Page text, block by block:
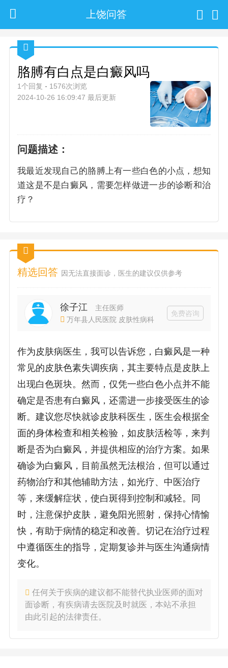
上饶问答
胳膊有白点是白癜风吗
1个回复
1576次浏览
2024-10-26 16:09:47 最后更新
问题描述：
我最近发现自己的胳膊上有一些白色的小点，想知
道这是不是白癜风，需要怎样做进一步的诊断和治
疗？
精选回答 因无法直接面诊，医生的建议仅供参考
徐子江
主任医师
万年县人民医院 皮肤性病科
免费咨询
作为皮肤病医生，我可以告诉您，白癜风是一种
常见的皮肤色素失调疾病，其主要特点是皮肤上
出现白色斑块。然而，仅凭一些白色小点并不能
确定是否患有白癜风，还需进一步接受医生的诊
断。建议您尽快就诊皮肤科医生，医生会根据全
面的身体检查和相关检验，如皮肤活检等，来判
断是否为白癜风，并提供相应的治疗方案。如果
确诊为白癜风，目前虽然无法根治，但可以通过
药物治疗和其他辅助方法，如光疗、中医治疗
等，来缓解症状，使白斑得到控制和减轻。同
时，注意保护皮肤，避免阳光照射，保持心情愉
快，有助于病情的稳定和改善。切记在治疗过程
中遵循医生的指导，定期复诊并与医生沟通病情
变化。
任何关于疾病的建议都不能替代执业医师的面对
面诊断，有疾病请去医院及时就医，本站不承担
由此引起的法律责任。